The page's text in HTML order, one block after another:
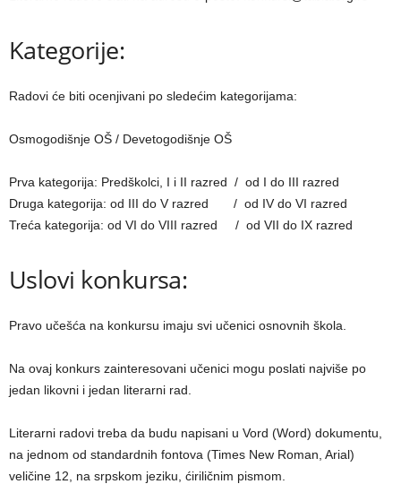
Kategorije:
Radovi će biti ocenjivani po sledećim kategorijama:
Osmogodišnje OŠ / Devetogodišnje OŠ
Prva kategorija: Predškolci, I i II razred / od I do III razred
Druga kategorija: od III do V razred / od IV do VI razred
Treća kategorija: od VI do VIII razred / od VII do IX razred
Uslovi konkursa:
Pravo učešća na konkursu imaju svi učenici osnovnih škola.
Na ovaj konkurs zainteresovani učenici mogu poslati najviše po
jedan likovni i jedan literarni rad.
Literarni radovi treba da budu napisani u Vord (Word) dokumentu,
na jednom od standardnih fontova (Times New Roman, Arial)
veličine 12, na srpskom jeziku, ćiriličnim pismom.